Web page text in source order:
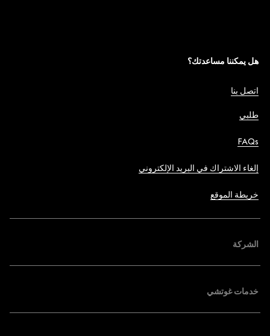
هل يمكننا مساعدتك؟
اتصل بنا
طلبي
FAQs
إلغاء الاشتراك في البريد الإلكتروني
خريطة الموقع
الشركة
خدمات غوتشي